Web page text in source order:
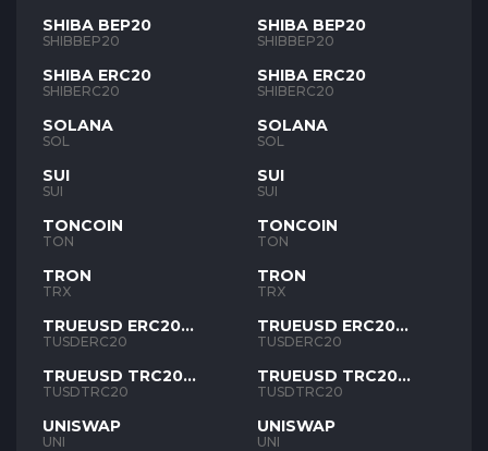
SHIBA BEP20
SHIBBEP20
SHIBA ERC20
SHIBERC20
SOLANA
SOL
SUI
SUI
TONCOIN
TON
TRON
TRX
TRUEUSD ERC20
TUSD
TUSDERC20
TRUEUSD TRC20
TUSD
TUSDTRC20
UNISWAP
UNI
SHIBA BEP20
SHIBBEP20
SHIBA ERC20
SHIBERC20
SOLANA
SOL
SUI
SUI
TONCOIN
TON
TRON
TRX
TRUEUSD ERC20
TUSD
TUSDERC20
TRUEUSD TRC20
TUSD
TUSDTRC20
UNISWAP
UNI